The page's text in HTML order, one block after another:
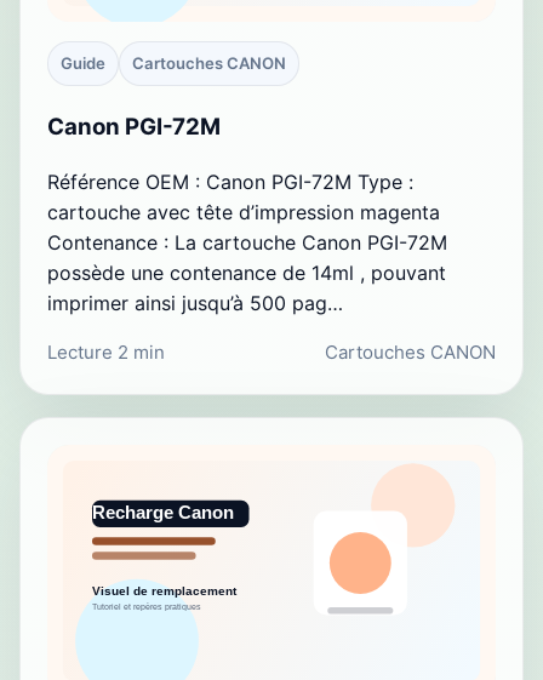
Guide Cartouches CANON
Canon PGI-72M
Référence OEM : Canon PGI-72M Type :
cartouche avec tête d’impression magenta
Contenance : La cartouche Canon PGI-72M
possède une contenance de 14ml , pouvant
imprimer ainsi jusqu’à 500 pag…
Lecture 2 min Cartouches CANON